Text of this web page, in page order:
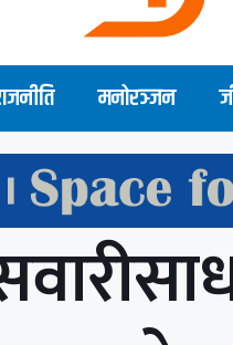
मनोरञ्जन